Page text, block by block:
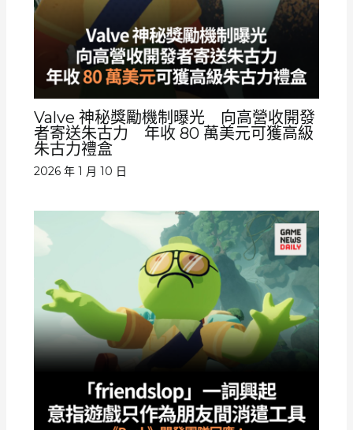
Valve 神秘獎勵機制曝光 向高營收開發
者寄送朱古力 年收 80 萬美元可獲高級
朱古力禮盒
2026 年 1 月 10 日